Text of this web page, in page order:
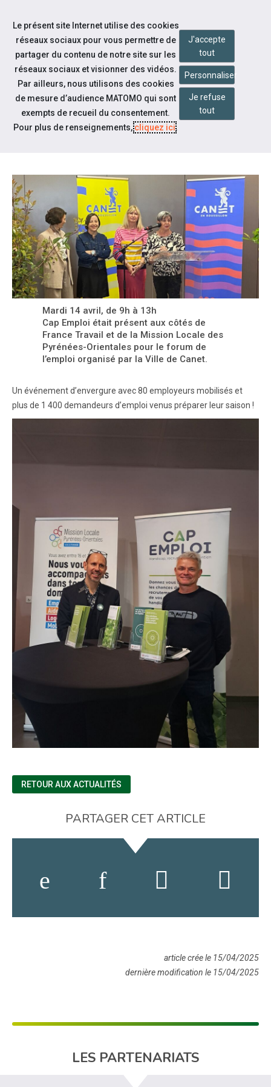
Aller au contenu
Notre actualité
FORUM DE L'EMPLOI DE CANET
Mardi 14 avril, de 9h à 13h
Cap Emploi était présent aux côtés de
France Travail et de la Mission Locale des
Pyrénées-Orientales pour le forum de
l’emploi organisé par la Ville de Canet.
Un événement d’envergure avec 80 employeurs mobilisés et
plus de 1 400 demandeurs d’emploi venus préparer leur saison !
RETOUR AUX ACTUALITÉS
PARTAGER CET ARTICLE
article crée le 15/04/2025
dernière modification le 15/04/2025
LES PARTENARIATS
Le présent site Internet utilise des cookies
réseaux sociaux pour vous permettre de
partager du contenu de notre site sur les
réseaux sociaux et visionner des vidéos.
Par ailleurs, nous utilisons des cookies
de mesure d’audience MATOMO qui sont
exempts de recueil du consentement.
Pour plus de renseignements,cliquez ici.
J'accepte
tout
Personnaliser
Je refuse
tout